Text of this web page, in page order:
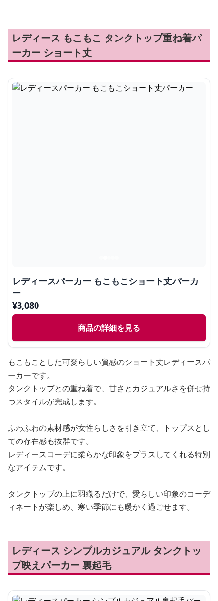
レディース もこもこ タンクトップ重ね着パ
ーカー ショート丈
レディースパーカー もこもこショート丈パーカ
ー
¥3,080
商品の詳細を見る
もこもことした可愛らしい質感のショート丈レディースパ
ーカーです。
タンクトップとの重ね着で、甘さとカジュアルさを併せ持
つスタイルが完成します。
ふわふわの素材感が女性らしさを引き立て、トップスとし
ての存在感も抜群です。
レディースコーデに柔らかな印象をプラスしてくれる特別
なアイテムです。
タンクトップの上に羽織るだけで、愛らしい印象のコーデ
ィネートが楽しめ、寒い季節にも暖かく過ごせます。
レディース シンプルカジュアル タンクトッ
プ映えパーカー 裏起毛